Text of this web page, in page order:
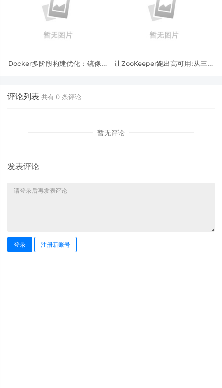
Docker多阶段构建优化：镜像体
让ZooKeeper跑出高可用:从三节
评论列表 共有 0 条评论
暂无评论
发表评论
登录 注册新账号